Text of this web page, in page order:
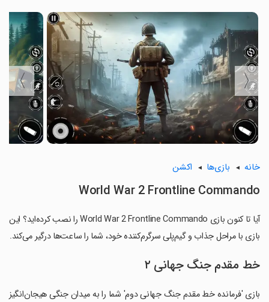
〈
〉
خانه بازی‌ها اکشن
World War 2 Frontline Commando
آیا تا کنون بازی World War 2 Frontline Commando را نصب کرده‌اید؟ این
بازی با مراحل جذاب و گیم‌پلی سرگرم‌کننده خود، شما را ساعت‌ها درگیر می‌کند.
خط مقدم جنگ جهانی ۲
بازی 'فرمانده خط مقدم جنگ جهانی دوم' شما را به میدان جنگی هیجان‌انگیز